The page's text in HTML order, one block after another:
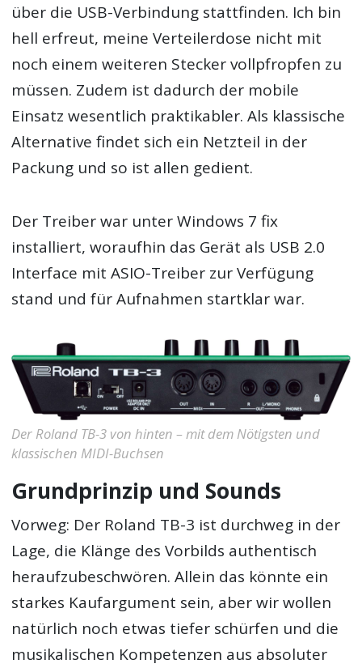
über die USB-Verbindung stattfinden. Ich bin
hell erfreut, meine Verteilerdose nicht mit
noch einem weiteren Stecker vollpfropfen zu
müssen. Zudem ist dadurch der mobile
Einsatz wesentlich praktikabler. Als klassische
Alternative findet sich ein Netzteil in der
Packung und so ist allen gedient.
Der Treiber war unter Windows 7 fix
installiert, woraufhin das Gerät als USB 2.0
Interface mit ASIO-Treiber zur Verfügung
stand und für Aufnahmen startklar war.
Der Roland TB-3 von hinten – mit dem Nötigsten und
klassischen MIDI-Buchsen
Grundprinzip und Sounds
Vorweg: Der Roland TB-3 ist durchweg in der
Lage, die Klänge des Vorbilds authentisch
heraufzubeschwören. Allein das könnte ein
starkes Kaufargument sein, aber wir wollen
natürlich noch etwas tiefer schürfen und die
musikalischen Kompetenzen aus absoluter